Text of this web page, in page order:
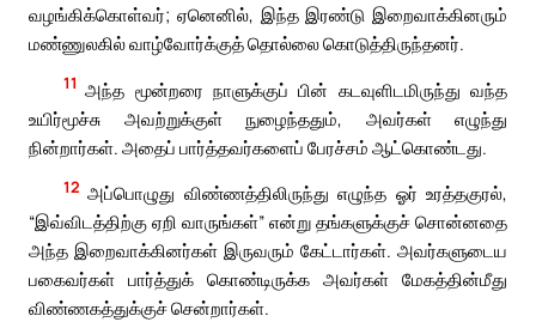
வழங்கிக்கொள்வர்; ஏனெனில், இந்த இரண்டு இறைவாக்கினரும்
மண்ணுலகில் வாழ்வோர்க்குத் தொல்லை கொடுத்திருந்தனர்.
11 அந்த மூன்றரை நாளுக்குப் பின் கடவுளிடமிருந்து வந்த
உயிர்மூச்சு அவற்றுக்குள் நுழைந்ததும், அவர்கள் எழுந்து
நின்றார்கள். அதைப் பார்த்தவர்களைப் பேரச்சம் ஆட்கொண்டது.
12 அப்பொழுது விண்ணத்திலிருந்து எழுந்த ஓர் உரத்தகுரல்,
“இவ்விடத்திற்கு ஏறி வாருங்கள்” என்று தங்களுக்குச் சொன்னதை
அந்த இறைவாக்கினர்கள் இருவரும் கேட்டார்கள். அவர்களுடைய
பகைவர்கள் பார்த்துக் கொண்டிருக்க அவர்கள் மேகத்தின்மீது
விண்ணகத்துக்குச் சென்றார்கள்.